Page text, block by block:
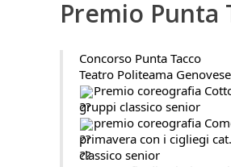
Premio Punta
Concorso Punta Tacco
Teatro Politeama Genovese
Premio coreografia
gruppi classico senior
premio coreografia
primavera con i cigliegi
classico senior